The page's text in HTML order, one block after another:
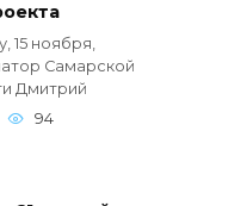
15 ноября,
Самарской
Дмитрий
94